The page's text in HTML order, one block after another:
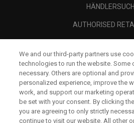
AUTHORISED
RECHTLICHES-
We and our third-party partners use
technologies to run the website. Some
necessary. Others are optional and
personalized experience, improve the
work, and support our marketing
be set with your consent. By clicking
you are agreeing to only strictly
continue to visit our website. All other